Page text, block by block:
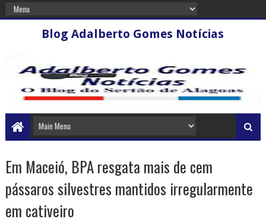
Blog Adalberto Gomes Notícias
Em Maceió, BPA resgata mais de cem
pássaros silvestres mantidos irregularmente
em cativeiro